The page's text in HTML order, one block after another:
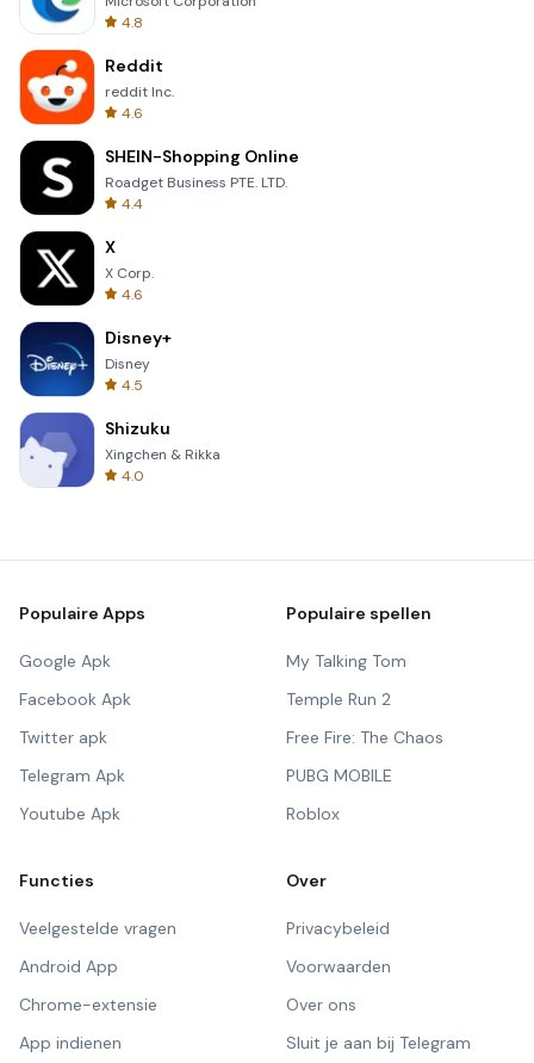
4.8
Reddit
reddit Inc.
4.6
SHEIN-Shopping Online
Roadget Business PTE. LTD.
4.4
X
X Corp.
4.6
Disney+
Disney
4.5
Shizuku
Xingchen & Rikka
4.0
Populaire Apps
Google Apk
Facebook Apk
Twitter apk
Telegram Apk
Youtube Apk
Populaire spellen
My Talking Tom
Temple Run 2
Free Fire: The Chaos
PUBG MOBILE
Roblox
Functies
Veelgestelde vragen
Android App
Chrome-extensie
App indienen
Over
Privacybeleid
Voorwaarden
Over ons
Sluit je aan bij Telegram